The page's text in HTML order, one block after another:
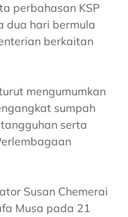
perbahasan KSP
dua hari bermula
berkaitan
mengumumkan
sumpah
serta
Susan Chemerai
Musa pada 21